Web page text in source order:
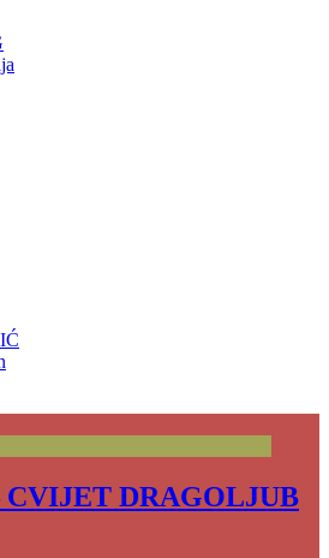
CVIJET DRAGOLJUB